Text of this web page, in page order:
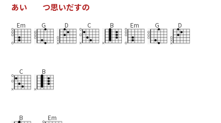
あい つ思いだすの
Em G D C B Em G D
C B
B Em